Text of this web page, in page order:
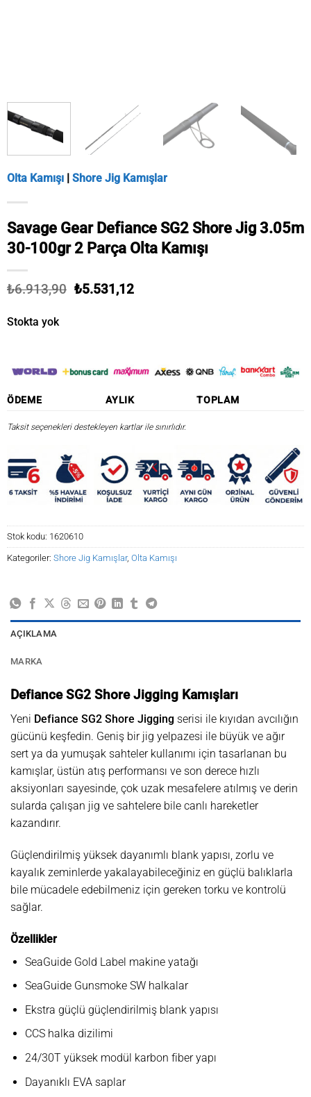
Olta Kamışı | Shore Jig Kamışlar
Savage Gear Defiance SG2 Shore Jig 3.05m
30-100gr 2 Parça Olta Kamışı
₺6.913,90 Orijinal
₺5.531,12Şu
Stokta yok
ÖDEME AYLIK TOPLAM
Taksit seçenekleri destekleyen kartlar ile sınırlıdır.
Stok kodu: 1620610
Kategoriler: Shore Jig Kamışlar, Olta Kamışı
AÇIKLAMA
MARKA
Defiance SG2 Shore Jigging Kamışları
Yeni Defiance SG2 Shore Jigging serisi ile kıyıdan avcılığın
gücünü keşfedin. Geniş bir jig yelpazesi ile büyük ve ağır
sert ya da yumuşak sahteler kullanımı için tasarlanan bu
kamışlar, üstün atış performansı ve son derece hızlı
aksiyonları sayesinde, çok uzak mesafelere atılmış ve derin
sularda çalışan jig ve sahtelere bile canlı hareketler
kazandırır.
Güçlendirilmiş yüksek dayanımlı blank yapısı, zorlu ve
kayalık zeminlerde yakalayabileceğiniz en güçlü balıklarla
bile mücadele edebilmeniz için gereken torku ve kontrolü
sağlar.
Özellikler
SeaGuide Gold Label makine yatağı
SeaGuide Gunsmoke SW halkalar
Ekstra güçlü güçlendirilmiş blank yapısı
CCS halka dizilimi
24/30T yüksek modül karbon fiber yapı
Dayanıklı EVA saplar